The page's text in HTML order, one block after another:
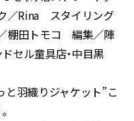
ク／Rina スタイリング
棚田トモコ 編集／陣
セル童具店・中目黒
と羽織りジャケット”こ